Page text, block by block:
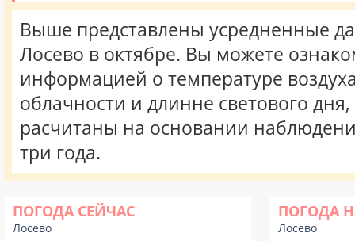
Выше представлены усредненные
Лосево в октябре. Вы можете
информацией о температуре
облачности и длинне светового
расчитаны на основании
три года.
ПОГОДА СЕЙЧАС
Лосево
ПОГОДА
Лосево